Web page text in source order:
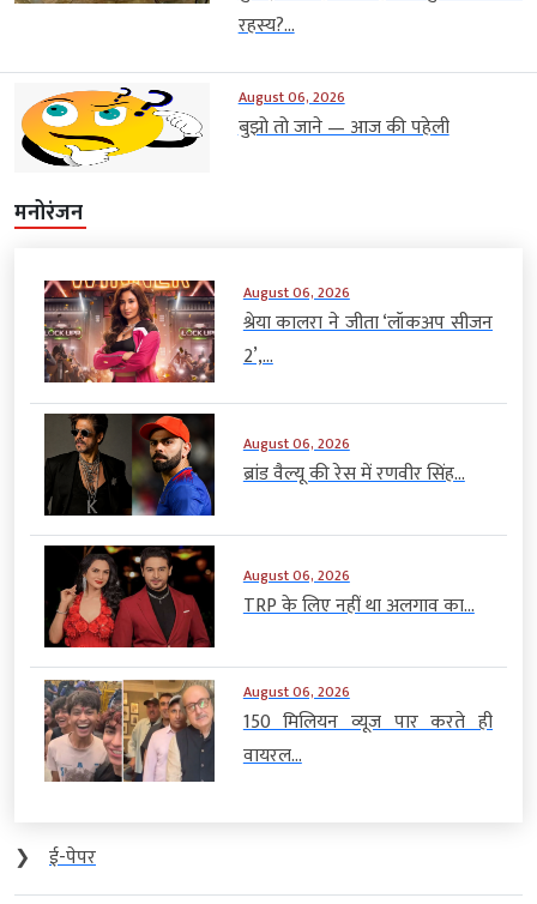
रहस्य?...
August 06, 2026
बुझो तो जाने — आज की पहेली
मनोरंजन
August 06, 2026
श्रेया कालरा ने जीता ‘लॉकअप सीजन
2’,...
August 06, 2026
ब्रांड वैल्यू की रेस में रणवीर सिंह...
August 06, 2026
TRP के लिए नहीं था अलगाव का...
August 06, 2026
150 मिलियन व्यूज पार करते ही
वायरल...
❯
ई-पेपर